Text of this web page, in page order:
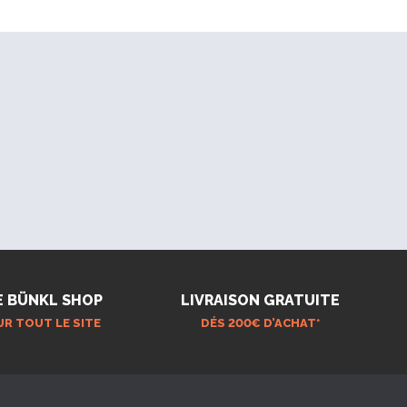
BÜNKL SHOP
TOUT LE SITE
LIVRAISON GRATUITE
DÉS 200€ D’ACHAT*